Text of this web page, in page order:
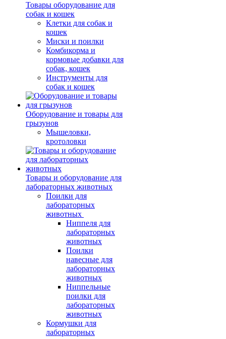
Товары оборудование для
собак и кошек
Клетки для собак и
кошек
Миски и поилки
Комбикорма и
кормовые добавки для
собак, кошек
Инструменты для
собак и кошек
Оборудование и товары для
грызунов
Мышеловки,
кротоловки
Товары и оборудование для
лабораторных животных
Поилки для
лабораторных
животных
Ниппеля для
лабораторных
животных
Поилки
навесные для
лабораторных
животных
Ниппельные
поилки для
лабораторных
животных
Кормушки для
лабораторных